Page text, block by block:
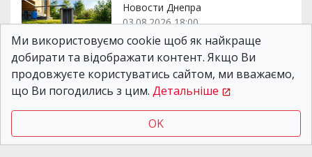
Новости Днепра
03.08.2026 18:00
Найкращі в Україні
насоси для
свердловини: огляд
моделей від магазину
Новости Днепра
Ми використовуємо cookie щоб як найкраще
добирати та відображати контент. Якщо Ви
продовжуєте користуватись сайтом, ми вважаємо,
що Ви погодились з цим. Детальніше
OK